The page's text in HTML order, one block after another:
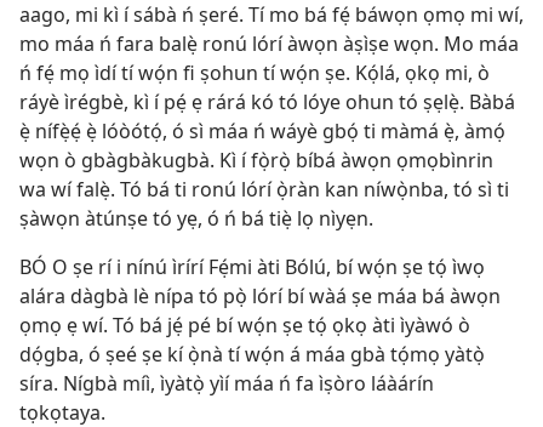
aago, mi kì í sábà ń ṣeré. Tí mo bá fẹ́ báwọn ọmọ mi wí,
mo máa ń fara balẹ̀ ronú lórí àwọn àṣìṣe wọn. Mo máa
ń fẹ́ mọ ìdí tí wọ́n fi ṣohun tí wọ́n ṣe. Kọ́lá, ọkọ mi, ò
ráyè ìrégbè, kì í pẹ́ ẹ rárá kó tó lóye ohun tó ṣẹlẹ̀. Bàbá
ẹ̀ nífẹ̀ẹ́ ẹ̀ lóòótọ́, ó sì máa ń wáyè gbọ́ ti màmá ẹ̀, àmọ́
wọn ò gbàgbàkugbà. Kì í fọ̀rọ̀ bíbá àwọn ọmọbìnrin
wa wí falẹ̀. Tó bá ti ronú lórí ọ̀ràn kan níwọ̀nba, tó sì ti
ṣàwọn àtúnṣe tó yẹ, ó ń bá tiẹ̀ lọ nìyẹn.
BÓ O ṣe rí i nínú ìrírí Fẹ́mi àti Bólú, bí wọ́n ṣe tọ́ ìwọ
alára dàgbà lè nípa tó pọ̀ lórí bí wàá ṣe máa bá àwọn
ọmọ ẹ wí. Tó bá jẹ́ pé bí wọ́n ṣe tọ́ ọkọ àti ìyàwó ò
dọ́gba, ó ṣeé ṣe kí ọ̀nà tí wọ́n á máa gbà tọ́mọ yàtọ̀
síra. Nígbà míì, ìyàtọ̀ yìí máa ń fa ìṣòro láàárín
tọkọtaya.